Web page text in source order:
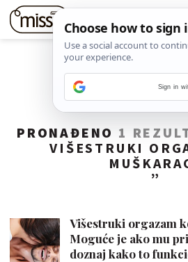
PRONAĐENO 1
VIŠESTRUKI
”
Višestruki orgazam
Moguće je ako mu
doznaj kako to
Sign in